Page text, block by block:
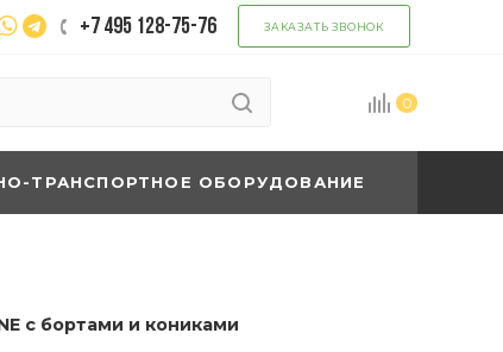
+7 495 128-75-76 ЗАКАЗАТЬ ЗВОНОК
0
ТРАНСПОРТНОЕ ОБОРУДОВАНИЕ
с бортами и кониками